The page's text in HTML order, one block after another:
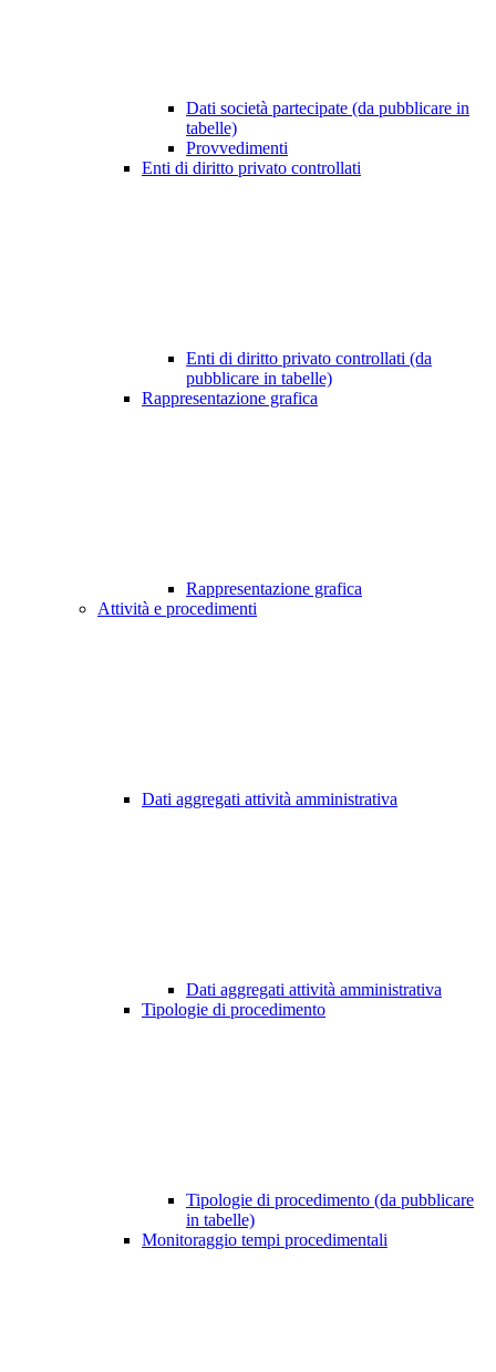
Dati società partecipate (da pubblicare in
tabelle)
Provvedimenti
Enti di diritto privato controllati
Enti di diritto privato controllati (da
pubblicare in tabelle)
Rappresentazione grafica
Rappresentazione grafica
Attività e procedimenti
Dati aggregati attività amministrativa
Dati aggregati attività amministrativa
Tipologie di procedimento
Tipologie di procedimento (da pubblicare
in tabelle)
Monitoraggio tempi procedimentali